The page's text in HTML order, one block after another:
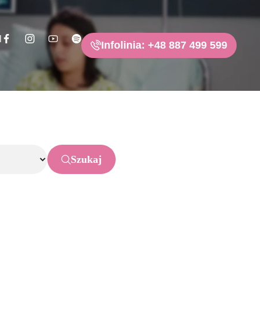
Infolinia: +48 887 499 599
Szukaj